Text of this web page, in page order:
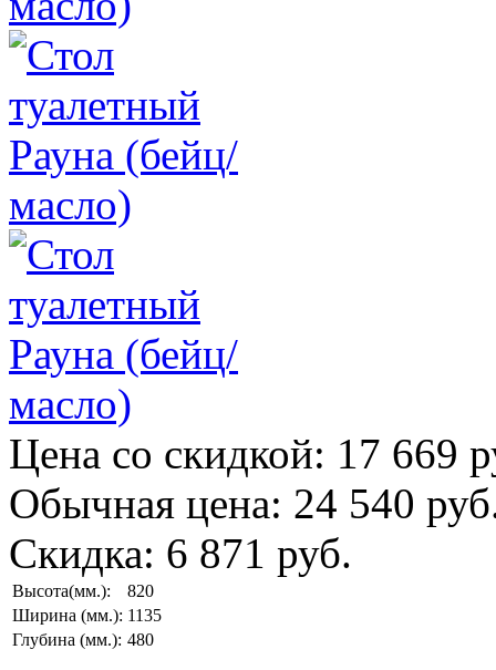
Цена со скидкой: 17 669
Обычная цена: 24 540
Скидка: 6 871 руб.
Высота(мм.):
820
Ширина (мм.): 1135
Глубина (мм.): 480